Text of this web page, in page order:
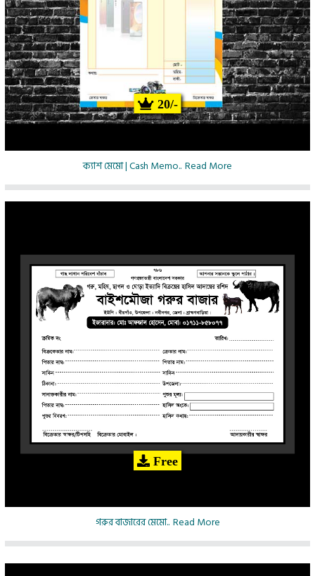
20/-
ক্যাশ মেমো | Cash Memo.. Read More
Free
গরুর বাজারের মেমো.. Read More